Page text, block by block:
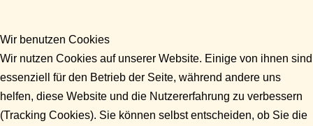
Wir benutzen Cookies
Wir nutzen Cookies auf unserer Website. Einige von ihnen sind
essenziell für den Betrieb der Seite, während andere uns
helfen, diese Website und die Nutzererfahrung zu verbessern
(Tracking Cookies). Sie können selbst entscheiden, ob Sie die